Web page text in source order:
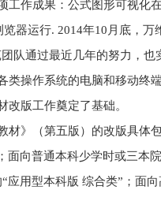
工作成果：公式图形可视化
器运行. 2014年10月底，
队通过最近几年的努力，
类操作系统的电脑和移动终
改版工作奠定了基础。
材》（第五版）的改版具体
面向普通本科少学时或三本
应用型本科版 综合类”；面